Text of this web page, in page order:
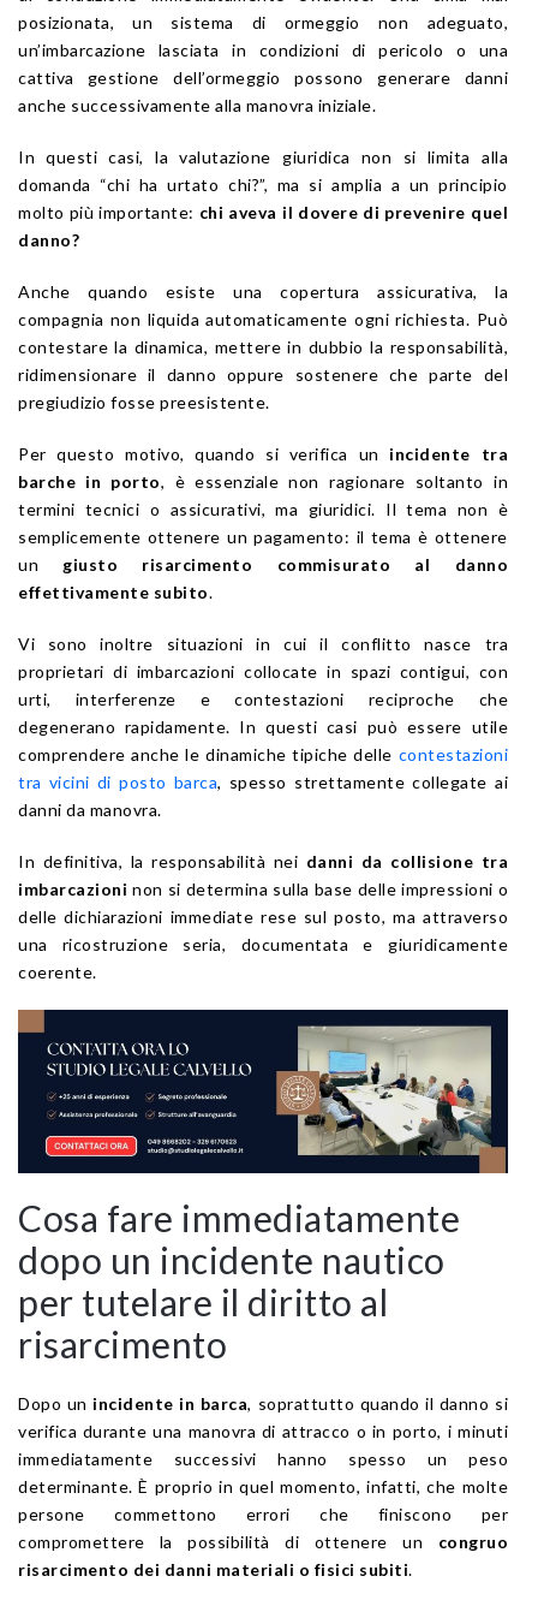
posizionata, un sistema di ormeggio non adeguato,
un’imbarcazione lasciata in condizioni di pericolo o una
cattiva gestione dell’ormeggio possono generare danni
anche successivamente alla manovra iniziale.
In questi casi, la valutazione giuridica non si limita alla
domanda “chi ha urtato chi?”, ma si amplia a un principio
molto più importante: chi aveva il dovere di prevenire quel
danno?
Anche quando esiste una copertura assicurativa, la
compagnia non liquida automaticamente ogni richiesta. Può
contestare la dinamica, mettere in dubbio la responsabilità,
ridimensionare il danno oppure sostenere che parte del
pregiudizio fosse preesistente.
Per questo motivo, quando si verifica un incidente tra
barche in porto, è essenziale non ragionare soltanto in
termini tecnici o assicurativi, ma giuridici. Il tema non è
semplicemente ottenere un pagamento: il tema è ottenere
un giusto risarcimento commisurato al danno
effettivamente subito.
Vi sono inoltre situazioni in cui il conflitto nasce tra
proprietari di imbarcazioni collocate in spazi contigui, con
urti, interferenze e contestazioni reciproche che
degenerano rapidamente. In questi casi può essere utile
comprendere anche le dinamiche tipiche delle contestazioni
tra vicini di posto barca, spesso strettamente collegate ai
danni da manovra.
In definitiva, la responsabilità nei danni da collisione tra
imbarcazioni non si determina sulla base delle impressioni o
delle dichiarazioni immediate rese sul posto, ma attraverso
una ricostruzione seria, documentata e giuridicamente
coerente.
Cosa fare immediatamente
dopo un incidente nautico
per tutelare il diritto al
risarcimento
Dopo un incidente in barca, soprattutto quando il danno si
verifica durante una manovra di attracco o in porto, i minuti
immediatamente successivi hanno spesso un peso
determinante. È proprio in quel momento, infatti, che molte
persone commettono errori che finiscono per
compromettere la possibilità di ottenere un congruo
risarcimento dei danni materiali o fisici subiti.